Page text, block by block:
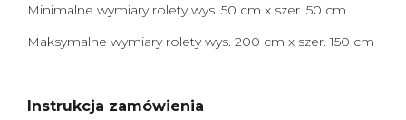
Minimalne wymiary rolety wys. 50 cm x szer. 50 cm
Maksymalne wymiary rolety wys. 200 cm x szer. 150 cm
Instrukcja zamówienia